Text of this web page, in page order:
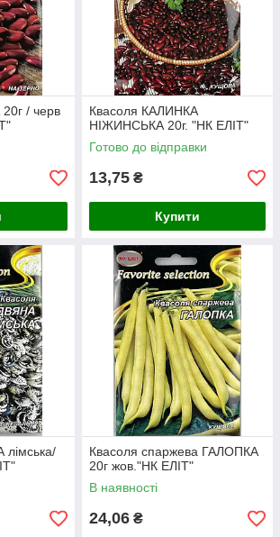
/ черв
Квасоля КАЛИНКА
НІЖИНСЬКА 20г. "НК ЕЛІТ"
Готово до відправки
13,75 ₴
Купити
лімська/
Квасоля спаржева ГАЛОПКА
20г жов."НК ЕЛІТ"
В наявності
24,06 ₴